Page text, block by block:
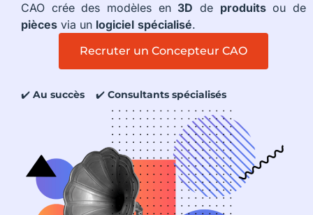
CAO crée des modèles en 3D de produitsou de
pièces via un logiciel spécialisé.
Recruter un Concepteur CAO
✔️ Au succès ✔️ Consultants spécialisés